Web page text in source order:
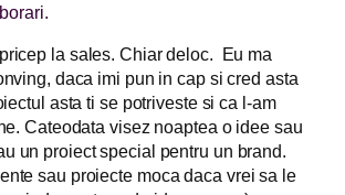
la sales. Chiar deloc. Eu ma
daca imi pun in cap si cred asta
asta ti se potriveste si ca l-am
Cateodata visez noaptea o idee sau
un proiect special pentru un brand.
sau proiecte moca daca vrei sa le